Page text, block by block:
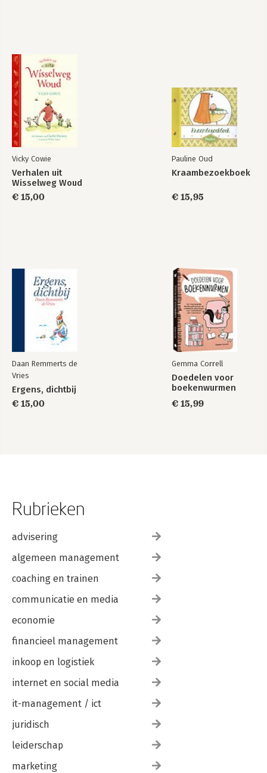
Vicky Cowie
Verhalen uit
Wisselweg Woud
€ 15,00
Pauline Oud
Kraambezoekboek
€ 15,95
Daan Remmerts de
Vries
Ergens, dichtbij
€ 15,00
Gemma Correll
Doedelen voor
boekenwurmen
€ 15,99
Rubrieken
advisering
algemeen management
coaching en trainen
communicatie en media
economie
financieel management
inkoop en logistiek
internet en social media
it-management / ict
juridisch
leiderschap
marketing